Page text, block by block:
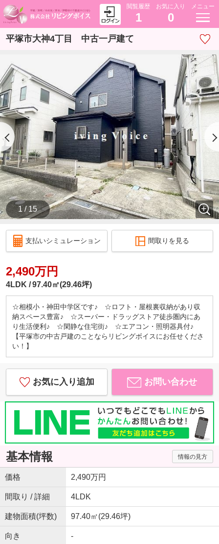
閲覧履歴
1
お気に入り
0
メニュー
平塚市大神4丁目 中古一戸建て
1 / 15
支払いシミュレーション 間取りを見る
2,490万円
4LDK 97.40㎡(29.46坪)
☆相模小・神田中学区です♪ ☆ロフト・屋根裏収納があり収
納スペース豊富♪ ☆スーパー・ドラッグストア徒歩圏内にあ
り生活便利♪ ☆閑静な住宅街♪ ☆エアコン・照明器具付♪
【平塚市の中古戸建のことならリビングボイスにお任せくださ
い！】
お気に入り追加 お問い合わせ
基本情報 情報の見方
価格 2,490万円
間取り / 詳細 4LDK
建物面積(坪数) 97.40㎡(29.46坪)
向き -